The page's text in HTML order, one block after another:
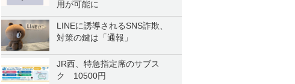
用が可能に
LINEに誘導されるSNS詐欺、
対策の鍵は「通報」
JR西、特急指定席のサブス
ク 10500円